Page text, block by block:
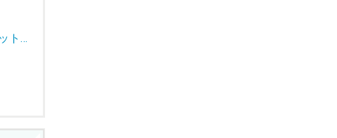
キャンバス/インクジェットロール紙